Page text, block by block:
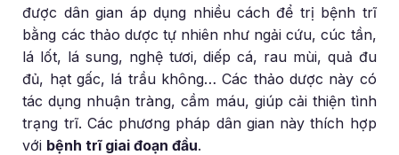
được dân gian áp dụng nhiều cách để trị bệnh trĩ
bằng các thảo dược tự nhiên như ngải cứu, cúc tần,
lá lốt, lá sung, nghệ tươi, diếp cá, rau mùi, quả đu
đủ, hạt gấc, lá trầu không… Các thảo dược này có
tác dụng nhuận tràng, cầm máu, giúp cải thiện tình
trạng trĩ. Các phương pháp dân gian này thích hợp
với bệnh trĩ giai đoạn đầu.